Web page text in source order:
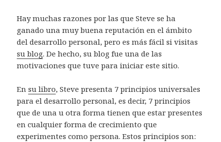
Hay muchas razones por las que Steve se ha
ganado una muy buena reputación en el ámbito
del desarrollo personal, pero es más fácil si visitas
su blog. De hecho, su blog fue una de las
motivaciones que tuve para iniciar este sitio.
Ensu libro, Steve presenta 7 principios universales
para el desarrollo personal, es decir, 7 principios
que de una u otra forma tienen que estar presentes
en cualquier forma de crecimiento que
experimentes como persona. Estos principios son: